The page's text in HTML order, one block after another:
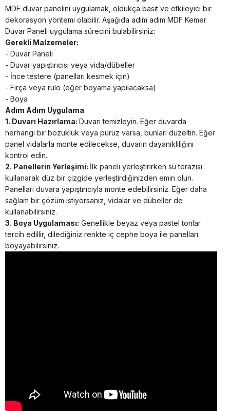
MDF duvar panelini uygulamak, oldukça basit ve etkileyici bir
dekorasyon yöntemi olabilir. Aşağıda adım adım MDF Kemer
Duvar Paneli uygulama sürecini bulabilirsiniz:
Gerekli Malzemeler:
- Duvar Paneli
- Duvar yapıştırıcısı veya vida/dübeller
- İnce testere (panelları kesmek için)
- Fırça veya rulo (eğer boyama yapılacaksa)
- Boya
Adım Adım Uygulama
1. Duvarı Hazırlama: Duvarı temizleyin. Eğer duvarda
herhangi bir bozukluk veya pürüz varsa, bunları düzeltin. Eğer
panel vidalarla monte edilecekse, duvarın dayanıklılığını
kontrol edin.
2. Panellerin Yerleşimi: İlk paneli yerleştirirken su terazisi
kullanarak düz bir çizgide yerleştirdiğinizden emin olun.
Panellari duvara yapıştırıcıyla monte edebilirsiniz. Eğer daha
sağlam bir çözüm istiyorsanız, vidalar ve dübeller de
kullanabilirsiniz.
3. Boya Uygulaması: Genellikle beyaz veya pastel tonlar
tercih edillir, dilediğiniz renkte iç cephe boya ile panelları
boyayabilirsiniz.